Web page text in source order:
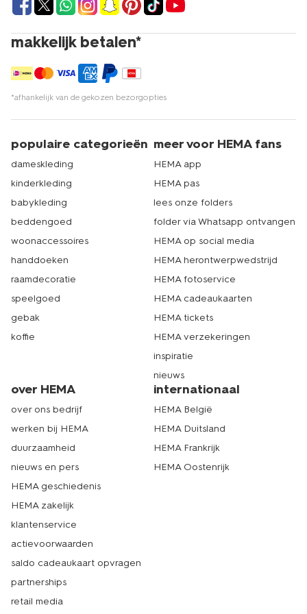
voor kerst of moderne led varianten, HEMA heeft voor
assortimentkerst woondecoratie, zodat je woonkamer
helemaal in de kerstsferen komt. HEMA heeft meer dan
500 winkels in Nederland. Er zit dus altijd een HEMA-
winkel bij jou in de buurt. Laat je inspireren door de
verschillende kerstkaarsen en creëer een magische
kerstsfeer in huis. Dat is echt HEMA.
makkelijk betalen*
*afhankelijk van de gekozen bezorgopties
populaire categorieën
dameskleding
kinderkleding
babykleding
beddengoed
woonaccessoires
handdoeken
raamdecoratie
speelgoed
gebak
koffie
meer voor HEMA fans
HEMA app
HEMA pas
lees onze folders
folder via Whatsapp ontvangen
HEMA op social media
HEMA herontwerpwedstrijd
HEMA fotoservice
HEMA cadeaukaarten
HEMA tickets
HEMA verzekeringen
inspiratie
nieuws
over HEMA
over ons bedrijf
werken bij HEMA
duurzaamheid
nieuws en pers
HEMA geschiedenis
HEMA zakelijk
klantenservice
actievoorwaarden
saldo cadeaukaart opvragen
partnerships
retail media
internationaal
HEMA België
HEMA Duitsland
HEMA Frankrijk
HEMA Oostenrijk